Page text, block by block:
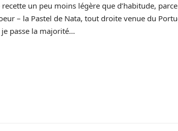
un peu moins légère que d’habitude,
– la Pastel de Nata, tout droite venue du
passe la majorité…